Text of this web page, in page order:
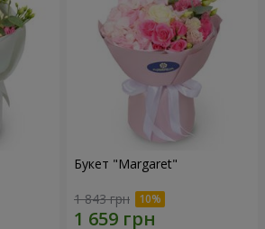
Букет "Margaret"
1 843 грн